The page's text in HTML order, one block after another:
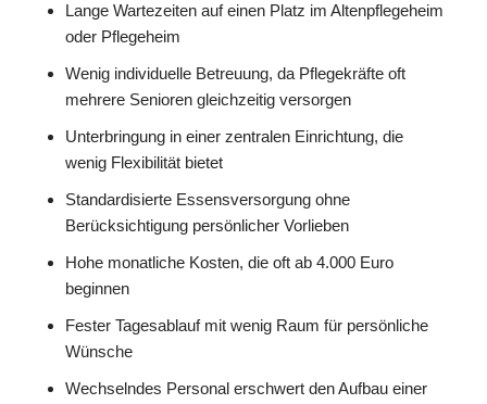
Lange Wartezeiten auf einen Platz im Altenpflegeheim
oder Pflegeheim
Wenig individuelle Betreuung, da Pflegekräfte oft
mehrere Senioren gleichzeitig versorgen
Unterbringung in einer zentralen Einrichtung, die
wenig Flexibilität bietet
Standardisierte Essensversorgung ohne
Berücksichtigung persönlicher Vorlieben
Hohe monatliche Kosten, die oft ab 4.000 Euro
beginnen
Fester Tagesablauf mit wenig Raum für persönliche
Wünsche
Wechselndes Personal erschwert den Aufbau einer